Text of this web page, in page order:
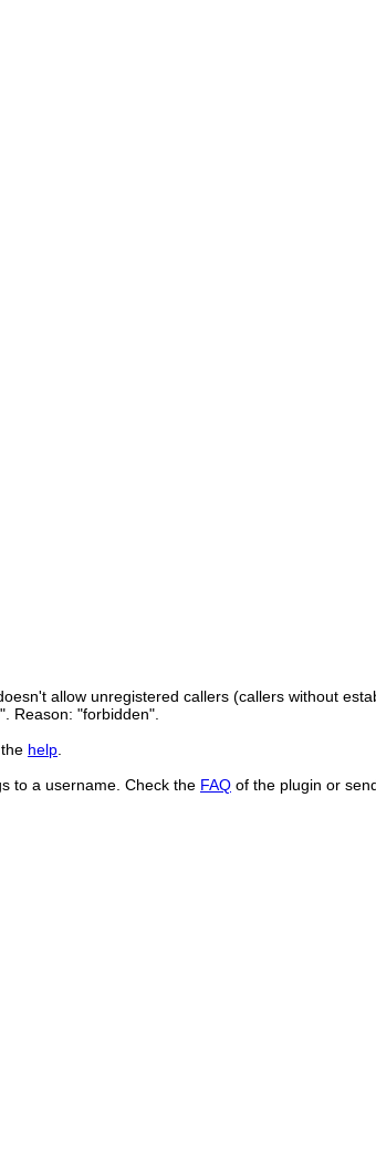
allow unregistered callers (callers without
Reason: "forbidden".
help
to a username. Check the FAQ of the plugin or